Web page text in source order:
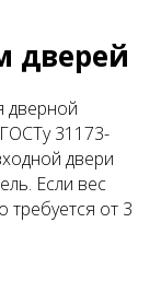
дверей
дверной
31173-
двери
Если вес
требуется от 3